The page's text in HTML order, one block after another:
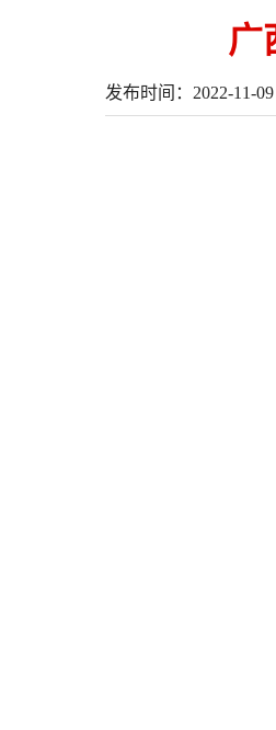
广
发布时间：2022-11-09